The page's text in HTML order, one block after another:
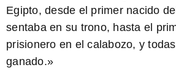
Egipto, desde el primer nacido
sentaba en su trono, hasta el
prisionero en el calabozo, y
ganado.»